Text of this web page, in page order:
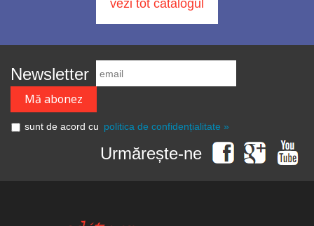
vezi tot catalogul
Newsletter
sunt de acord cu politica de confidențialitate »
Urmărește-ne